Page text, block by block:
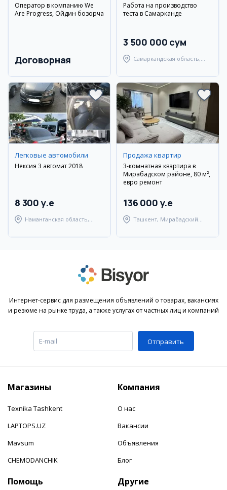
Оператор в компанию We
Are Progress, Ойдин бозорча
Договорная
Работа на производство
теста в Самарканде
3 500 000 сум
Самаркандская область,
Легковые автомобили
Нексия 3 автомат 2018
8 300 y.e
Наманганская область,
Продажа квартир
3-комнатная квартира в
Мирабадском районе, 80 м²,
евро ремонт
136 000 y.e
Ташкент, Мирабадский
Интернет-сервис для размещения объявлений о товарах, вакансиях
и резюме на рынке труда, а также услугах от частных лиц и компаний
Отправить
Магазины
Texnika Tashkent
LAPTOPS.UZ
Mavsum
CHEMODANCHIK
Компания
О нас
Вакансии
Объявления
Блог
Помощь Другие